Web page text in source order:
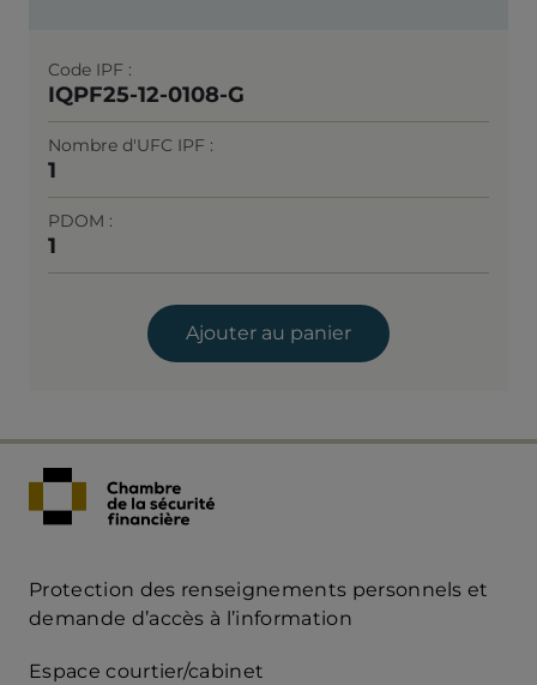
Code IPF
IQPF25-12-0108-G
Nombre d'UFC IPF
1
PDOM
1
Ajouter au panier
Acces
mobile
Protection des renseignements personnels et
demande d’accès à l’information
Espace courtier/cabinet